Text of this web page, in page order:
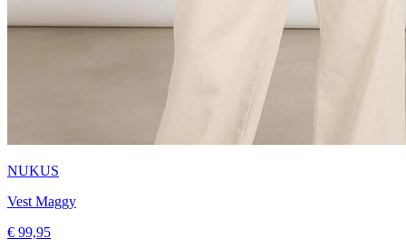
NUKUS
Vest Maggy
€ 99,95